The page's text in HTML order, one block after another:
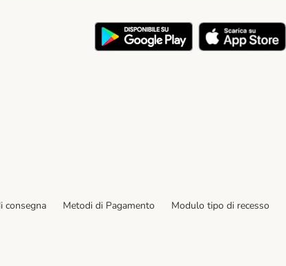
consegna Metodi di Pagamento
Modulo tipo di recesso